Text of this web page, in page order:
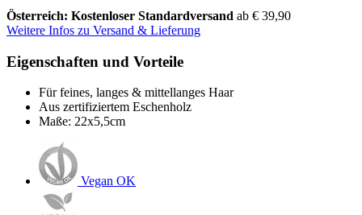
Österreich: Kostenloser Standardversand ab € 39,90
Weitere Infos zu Versand & Lieferung
Eigenschaften und Vorteile
Für feines, langes & mittellanges Haar
Aus zertifiziertem Eschenholz
Maße: 22x5,5cm
Vegan OK